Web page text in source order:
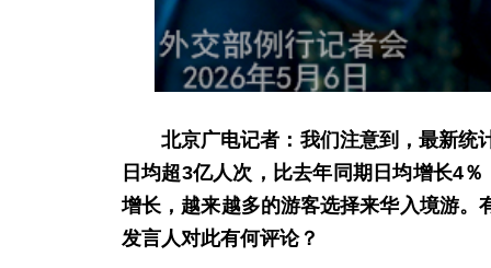
北京广电记者：我们注意到，最新统
日均超3亿人次，比去年同期日均增长4
增长，越来越多的游客选择来华入境游。
发言人对此有何评论？